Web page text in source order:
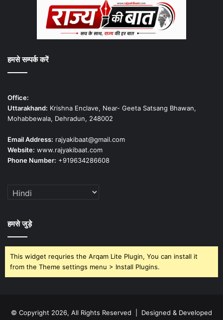
हमसे सम्पर्क करें
Office:
Uttarakhand: Krishna Enclave, Near- Geeta Satsang Bhawan,
Mohabbewala, Dehradun, 248002
Email Address: rajyakibaat@gmail.com
Website: www.rajyakibaat.com
Phone Number: +919634286608
हमसे जुड़े
This widget requries the Arqam Lite Plugin, You can install it
from the Theme settings menu > Install Plugins.
© Copyright 2026, All Rights Reserved | Designed & Developed